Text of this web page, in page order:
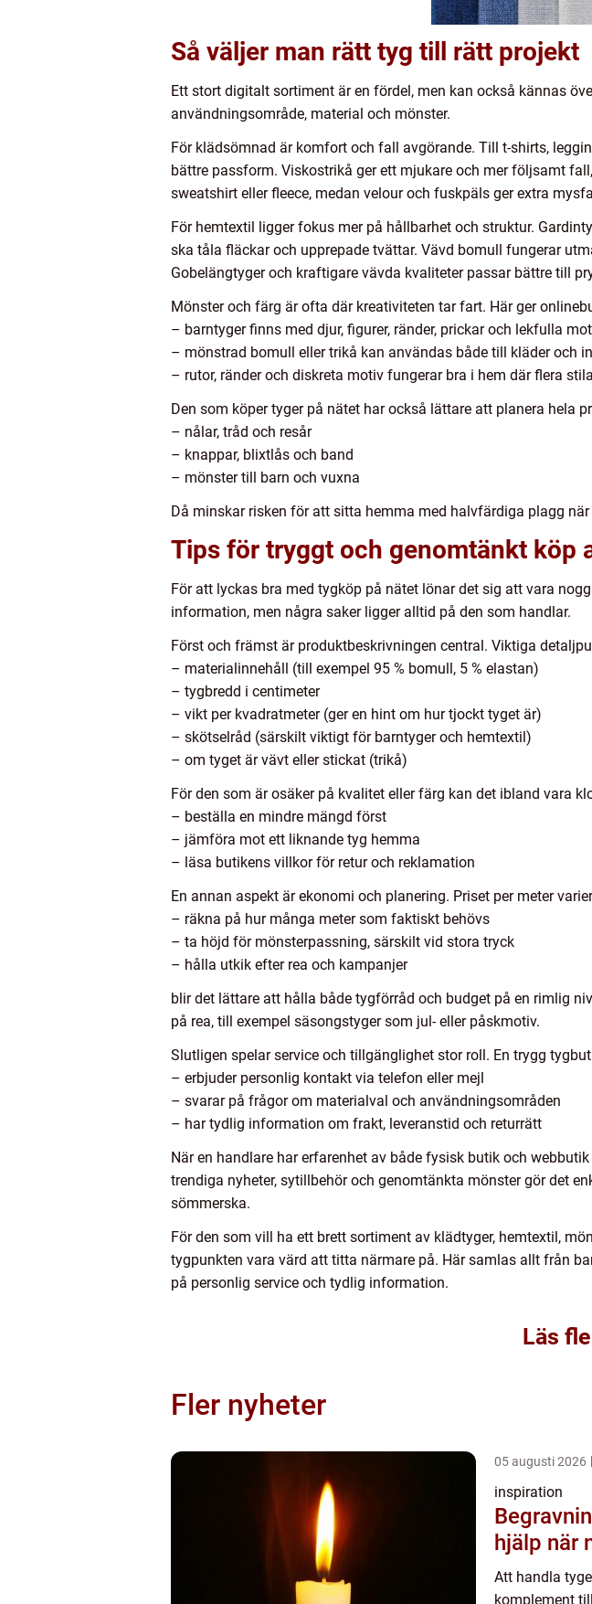
Så väljer man rätt tyg till rätt projekt
Ett stort digitalt sortiment är en fördel, men kan också kännas
användningsområde, material och mönster.
För klädsömnad är komfort och fall avgörande. Till t-shirts,
bättre passform. Viskostrikå ger ett mjukare och mer följsamt
sweatshirt eller fleece, medan velour och fuskpäls ger extra
För hemtextil ligger fokus mer på hållbarhet och struktur.
ska tåla fläckar och upprepade tvättar. Vävd bomull fungerar
Gobelängtyger och kraftigare vävda kvaliteter passar bättre till
Mönster och färg är ofta där kreativiteten tar fart. Här ger
– barntyger finns med djur, figurer, ränder, prickar och lekfulla
– mönstrad bomull eller trikå kan användas både till kläder och
– rutor, ränder och diskreta motiv fungerar bra i hem där flera
Den som köper tyger på nätet har också lättare att planera hela
– nålar, tråd och resår
– knappar, blixtlås och band
– mönster till barn och vuxna
Då minskar risken för att sitta hemma med halvfärdiga plagg
Tips för tryggt och genomtänkt köp
För att lyckas bra med tygköp på nätet lönar det sig att vara
information, men några saker ligger alltid på den som handlar.
Först och främst är produktbeskrivningen central. Viktiga
– materialinnehåll (till exempel 95 % bomull, 5 % elastan)
– tygbredd i centimeter
– vikt per kvadratmeter (ger en hint om hur tjockt tyget är)
– skötselråd (särskilt viktigt för barntyger och hemtextil)
– om tyget är vävt eller stickat (trikå)
För den som är osäker på kvalitet eller färg kan det ibland vara
– beställa en mindre mängd först
– jämföra mot ett liknande tyg hemma
– läsa butikens villkor för retur och reklamation
En annan aspekt är ekonomi och planering. Priset per meter
– räkna på hur många meter som faktiskt behövs
– ta höjd för mönsterpassning, särskilt vid stora tryck
– hålla utkik efter rea och kampanjer
blir det lättare att hålla både tygförråd och budget på en rimlig
på rea, till exempel säsongstyger som jul- eller påskmotiv.
Slutligen spelar service och tillgänglighet stor roll. En trygg
– erbjuder personlig kontakt via telefon eller mejl
– svarar på frågor om materialval och användningsområden
– har tydlig information om frakt, leveranstid och returrätt
När en handlare har erfarenhet av både fysisk butik och
trendiga nyheter, sytillbehör och genomtänkta mönster gör det
sömmerska.
För den som vill ha ett brett sortiment av klädtyger, hemtextil,
tygpunkten vara värd att titta närmare på. Här samlas allt från
på personlig service och tydlig information.
Läs
Fler nyheter
05 augusti 2026
inspiration
hjälp när
Att handla
komplement